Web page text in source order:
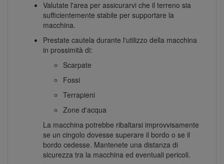
Valutate l'area per assicurarvi che il terreno sia
sufficientemente stabile per supportare la
macchina.
Prestate cautela durante l'utilizzo della macchina
in prossimità di:
Scarpate
Fossi
Terrapieni
Zone d'acqua
La macchina potrebbe ribaltarsi improvvisamente
se un cingolo dovesse superare il bordo o se il
bordo cedesse. Mantenete una distanza di
sicurezza tra la macchina ed eventuali pericoli.